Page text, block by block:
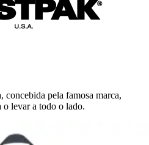
pela famosa marca,
o levar a todo o lado.